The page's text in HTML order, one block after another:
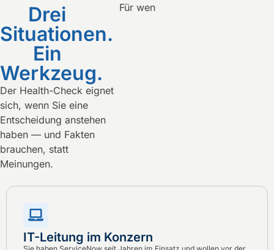
Für wen
Drei
Situationen.
Ein
Werkzeug.
Der Health-Check eignet
sich, wenn Sie eine
Entscheidung anstehen
haben — und Fakten
brauchen, statt
Meinungen.
IT-Leitung im Konzern